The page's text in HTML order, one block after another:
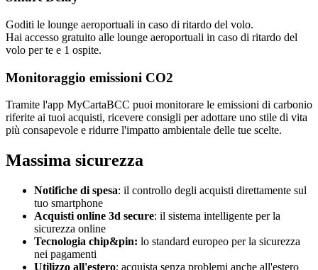
Goditi le lounge aeroportuali in caso di ritardo del volo.
Hai accesso gratuito alle lounge aeroportuali in caso di ritardo del
volo per te e 1 ospite.
Monitoraggio emissioni CO2
Tramite l'app MyCartaBCC puoi monitorare le emissioni di carbonio
riferite ai tuoi acquisti, ricevere consigli per adottare uno stile di vita
più consapevole e ridurre l'impatto ambientale delle tue scelte.
Massima sicurezza
Notifiche di spesa: il controllo degli acquisti direttamente sul
tuo smartphone
Acquisti online 3d secure: il sistema intelligente per la
sicurezza online
Tecnologia chip&pin: lo standard europeo per la sicurezza
nei pagamenti
Utilizzo all'estero: acquista senza problemi anche all'estero